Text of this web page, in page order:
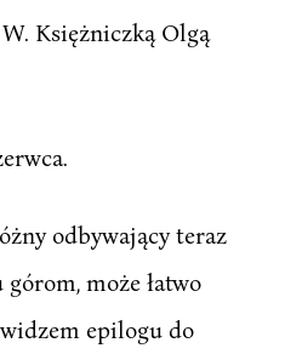
Księżniczką Olgą
odbywający teraz
może łatwo
epilogu do